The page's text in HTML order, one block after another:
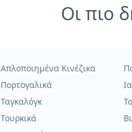
Οι πιο
Απλοποιημένα Κινέζικα
Πορτογαλικά
Ταγκαλόγκ
Τουρκικά